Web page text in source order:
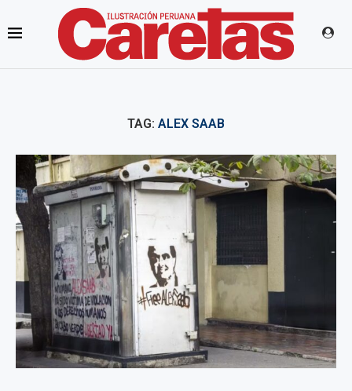
TAG: ALEX SAAB